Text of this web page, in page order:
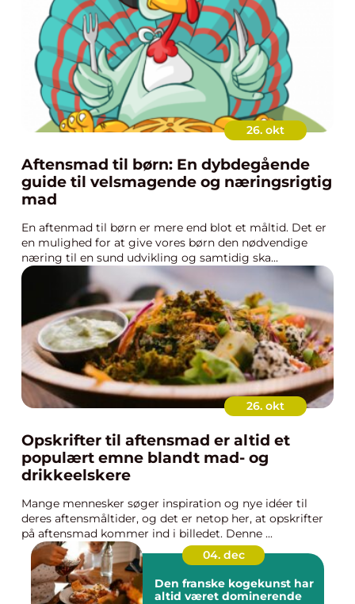
26. okt
Aftensmad til børn: En dybdegående
guide til velsmagende og næringsrigtig
mad
En aftenmad til børn er mere end blot et måltid. Det er
en mulighed for at give vores børn den nødvendige
næring til en sund udvikling og samtidig ska...
26. okt
Opskrifter til aftensmad er altid et
populært emne blandt mad- og
drikkeelskere
Mange mennesker søger inspiration og nye idéer til
deres aftensmåltider, og det er netop her, at opskrifter
på aftensmad kommer ind i billedet. Denne ...
04. dec
Den franske kogekunst har
altid været dominerende